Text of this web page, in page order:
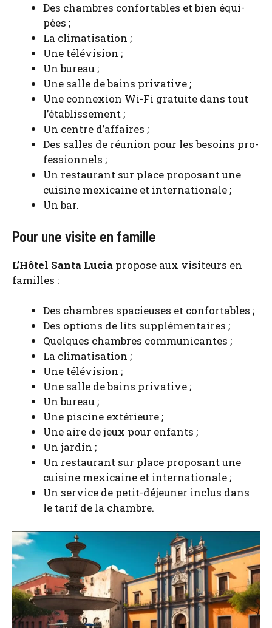
Des chambres confor­tables et bien équi­
pées ;
La cli­ma­ti­sa­tion ;
Une télé­vi­sion ;
Un bureau ;
Une salle de bains pri­va­tive ;
Une connexion Wi-Fi gra­tuite dans tout
l’é­ta­blis­se­ment ;
Un centre d’af­faires ;
Des salles de réunion pour les besoins pro­
fes­sion­nels ;
Un res­tau­rant sur place pro­po­sant une
cui­sine mexi­caine et inter­na­tio­nale ;
Un bar.
Pour une visite en famille
L’Hô­tel San­ta Lucia pro­pose aux visi­teurs en
familles :
Des chambres spa­cieuses et confor­tables ;
Des options de lits sup­plé­men­taires ;
Quelques chambres com­mu­ni­cantes ;
La cli­ma­ti­sa­tion ;
Une télé­vi­sion ;
Une salle de bains pri­va­tive ;
Un bureau ;
Une pis­cine exté­rieure ;
Une aire de jeux pour enfants ;
Un jar­din ;
Un res­tau­rant sur place pro­po­sant une
cui­sine mexi­caine et inter­na­tio­nale ;
Un ser­vice de petit-déjeu­ner inclus dans
le tarif de la chambre.